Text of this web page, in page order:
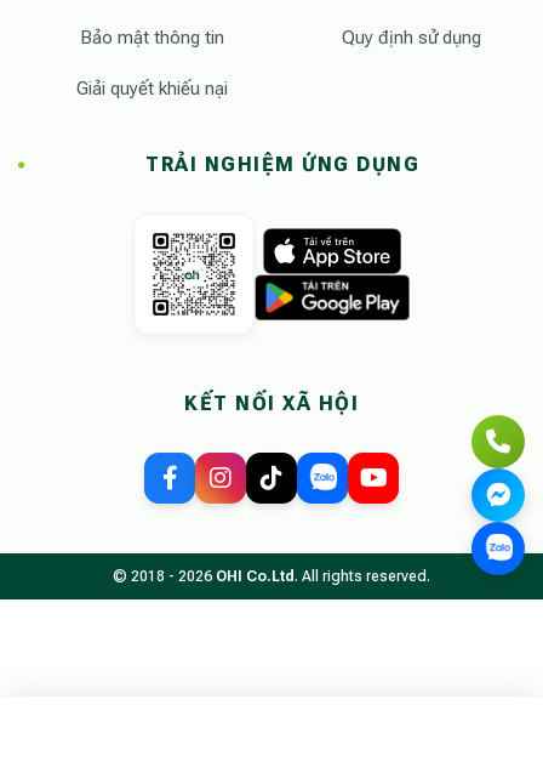
Bảo mật thông tin
Giải quyết khiếu nại
Quy định sử dụng
TRẢI NGHIỆM ỨNG DỤNG
KẾT NỐI XÃ HỘI
© 2018 - 2026 OHI Co.Ltd. All rights reserved.